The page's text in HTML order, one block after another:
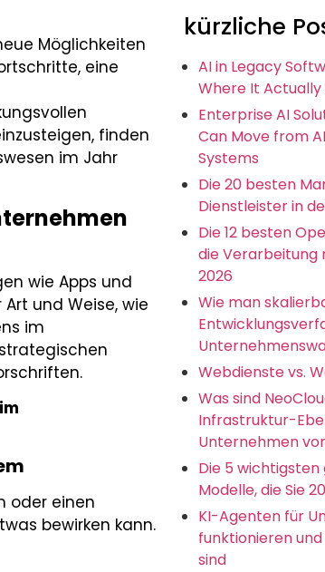
Möglichkeiten
eine
finden
im Jahr
wie Apps und
und Weise, wie
im
oder einen
bewirken kann.
kürzliche
AI in Legacy
Where It Actually
Enterprise AI
Can Move from
Systems
Die 20 besten
Dienstleister in
Die 12 besten
die Verarbeitung
2026
Wie man
Webdienste vs.
Was sind
Infrastruktur-
Unternehmen
Die 5
Modelle, die Sie
KI-Agenten für
funktionieren
sind